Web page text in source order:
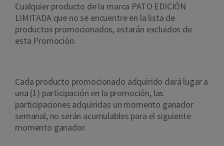
Cualquier producto de la marca PATO EDICIÓN
LIMITADA que no se encuentre en la lista de
productos promocionados, estarán excluidos de
esta Promoción.
Cada producto promocionado adquirido dará lugar a
una (1) participación en la promoción, las
participaciones adquiridas un momento ganador
semanal, no serán acumulables para el siguiente
momento ganador.